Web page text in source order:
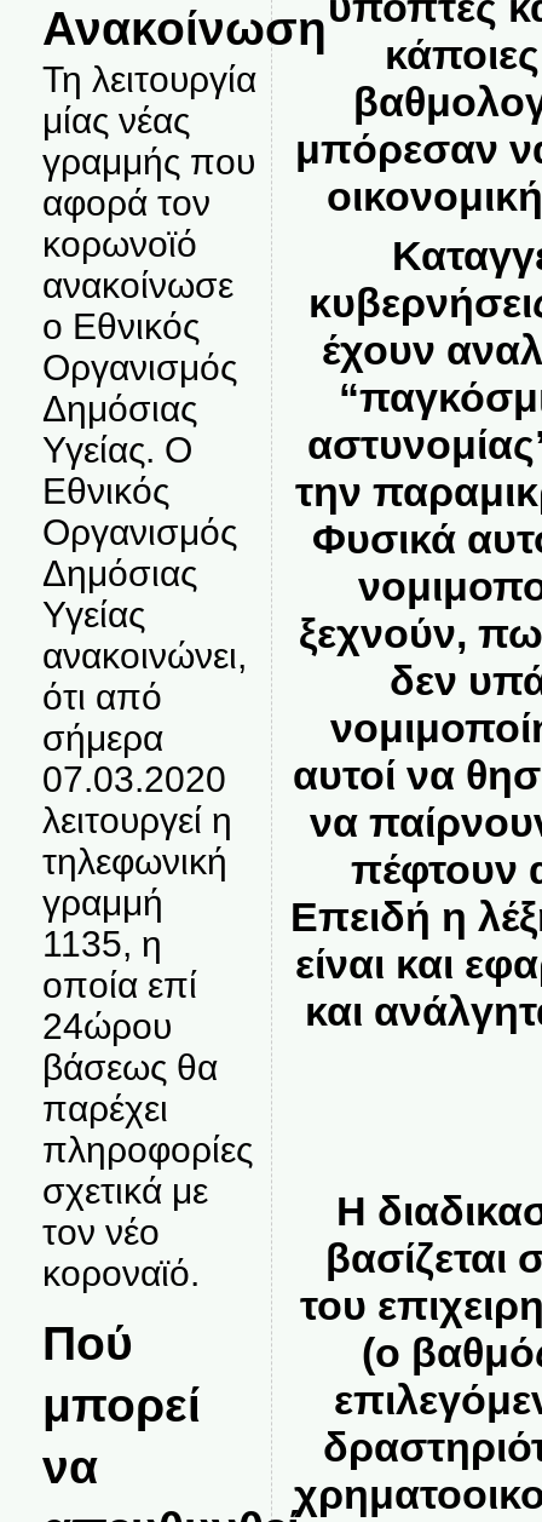
Ανακοίνωση
Τη λειτουργία
μίας νέας
γραμμής που
αφορά τον
κορωνοϊό
ανακοίνωσε
ο Εθνικός
Οργανισμός
Δημόσιας
Υγείας. Ο
Εθνικός
Οργανισμός
Δημόσιας
Υγείας
ανακοινώνει,
ότι από
σήμερα
07.03.2020
λειτουργεί η
τηλεφωνική
γραμμή
1135, η
οποία επί
24ώρου
βάσεως θα
παρέχει
πληροφορίες
σχετικά με
τον νέο
κοροναϊό.
Πού
μπορεί
να
μπόρεσαν
έχουν
την
Φυσικά
ξεχνούν,
δεν
αυτοί να
να
πέφτουν
Επειδή η
είναι και
και
Η
του
(ο